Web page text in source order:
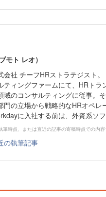
モト レオ）
会社 チーフHRストラテジスト。
ティングファームにて、HRトラ
域のコンサルティングに従事。
門の立場から戦略的なHRオペレ
に入社する前は、外資系ソ
筆時点、または直近の記事の寄稿時点での内
の執筆記事